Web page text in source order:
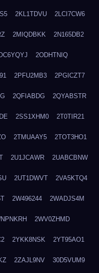
2KL1TDVU 2LCI7CW6
2MIQDBKK 2N165DB2
2ODHTNIQ
2PFU2MB3 2PGICZT7
2QFIABDG 2QYABSTR
2SS1XHM0 2T0TIR21
2TMUAAY5 2TOT3HO1
2U1JCAWR 2UABCBNW
2UT1DWVT 2VA5KTQ4
2W496244 2WADJS4M
2WV0ZHMD
2YKK8NSK 2YT95AO1
2ZAJL9NV 30D5VUM9